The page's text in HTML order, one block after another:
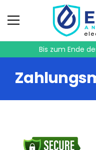
Bis zum Ende